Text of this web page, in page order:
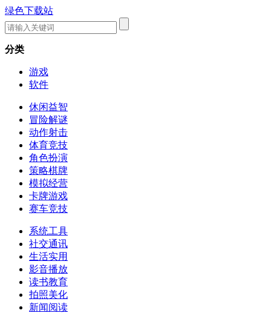
绿色下载站
分类
游戏
软件
休闲益智
冒险解谜
动作射击
体育竞技
角色扮演
策略棋牌
模拟经营
卡牌游戏
赛车竞技
系统工具
社交通讯
生活实用
影音播放
读书教育
拍照美化
新闻阅读